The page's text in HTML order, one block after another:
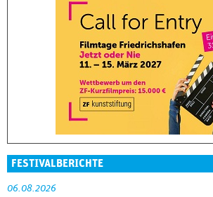
FESTIVALBERICHTE
06.08.2026